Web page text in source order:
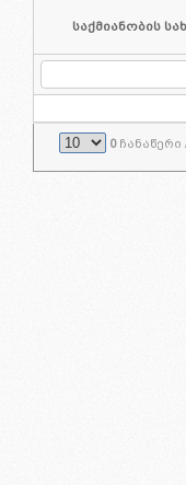
საქმიანობის
0ჩანაწერი